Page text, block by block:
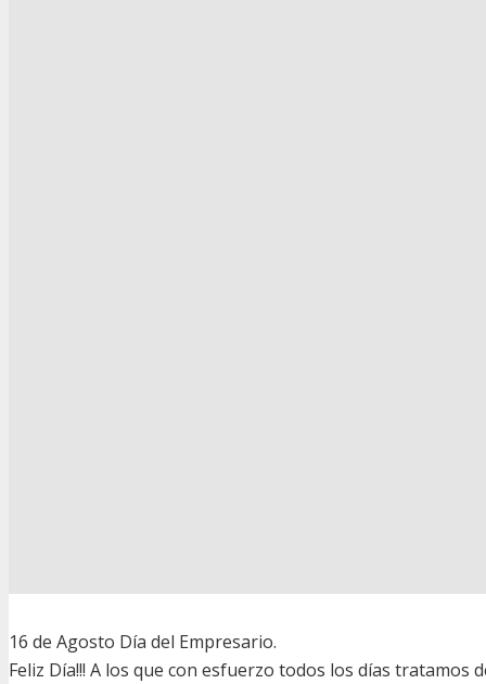
16 de Agosto Día del Empresario.
Feliz Día!!! A los que con esfuerzo todos los días tratamos